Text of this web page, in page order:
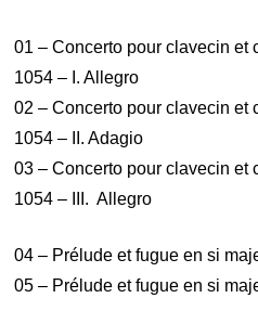
01 – Concerto pour clavecin et
1054 – I. Allegro
02 – Concerto pour clavecin et
1054 – II. Adagio
03 – Concerto pour clavecin et
1054 – III. Allegro
04 – Prélude et fugue en si
05 – Prélude et fugue en si